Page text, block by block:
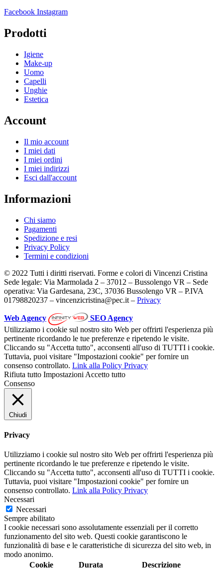
Facebook Instagram
Prodotti
Igiene
Make-up
Uomo
Capelli
Unghie
Estetica
Account
Il mio account
I miei dati
I miei ordini
I miei indirizzi
Esci dall'account
Informazioni
Chi siamo
Pagamenti
Spedizione e resi
Privacy Policy
Termini e condizioni
© 2022 Tutti i diritti riservati. Forme e colori di Vincenzi Cristina
Sede legale: Via Marmolada 2 – 37012 – Bussolengo VR – Sede
operativa: Via Gardesana, 23C, 37036 Bussolengo VR – P.IVA
01798820237 – vincenzicristina@pec.it – Privacy
Web Agency
SEO Agency
Utilizziamo i cookie sul nostro sito Web per offrirti l'esperienza più
pertinente ricordando le tue preferenze e ripetendo le visite.
Cliccando su "Accetta tutto", acconsenti all'uso di TUTTI i cookie.
Tuttavia, puoi visitare "Impostazioni cookie" per fornire un
consenso controllato. Link alla Policy Privacy
Rifiuta tutto Impostazioni Accetto tutto
Consenso
Chiudi
Privacy
Utilizziamo i cookie sul nostro sito Web per offrirti l'esperienza più
pertinente ricordando le tue preferenze e ripetendo le visite.
Cliccando su "Accetta tutto", acconsenti all'uso di TUTTI i cookie.
Tuttavia, puoi visitare "Impostazioni cookie" per fornire un
consenso controllato. Link alla Policy Privacy
Necessari
Necessari
Sempre abilitato
I cookie necessari sono assolutamente essenziali per il corretto
funzionamento del sito web. Questi cookie garantiscono le
funzionalità di base e le caratteristiche di sicurezza del sito web, in
modo anonimo.
Cookie
Durata Descrizione